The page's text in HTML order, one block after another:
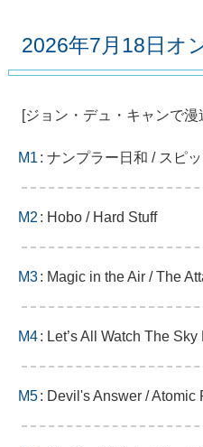
2026年7月18日オ
[ジョン・デュ・キャンで漫
M1 : ナンプラー日和 / スピ
M2 : Hobo / Hard Stuff
M3: Magic in the Air / The
M4: Let’s All Watch The
M5: Devil's Answer / Atomic